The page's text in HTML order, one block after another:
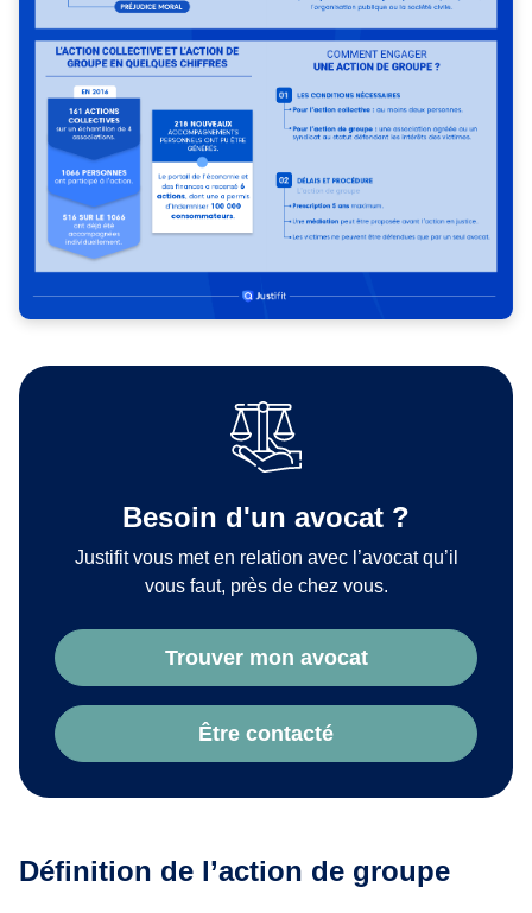
Besoin d'un avocat ?
Justifit vous met en relation avec l’avocat qu’il
vous faut, près de chez vous.
Trouver mon avocat
Être contacté
Définition de l’action de groupe